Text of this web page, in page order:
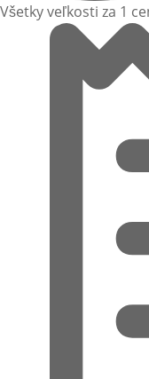
Všetky veľkosti za 1